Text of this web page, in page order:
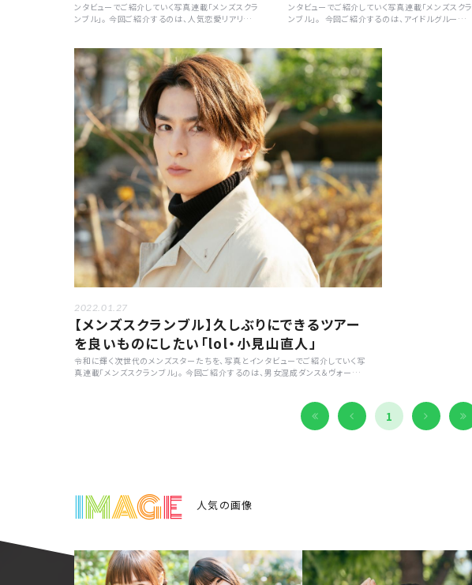
ンタビューでご紹介していく写真連載「メンズスクラ
ンブル」。 今回ご紹介するのは、人気恋愛リアリティ
援してくれる方が増えたことが嬉しい」という近況
や、俳優を目指している今後の活動について語って
もらいました。
ンタビューでご紹介していく写真連載「メンズスクラ
ンブル」。 今回ご紹介するのは、アイドルグループ
の七星うらさん。彼の素顔に迫る他、応援してくれ
る方への思いなど、復帰することへの心境などを聞
きました。
2022.01.27
【メンズスクランブル】久しぶりにできるツアー
を良いものにしたい「lol・小見山直人」
令和に輝く次世代のメンズスターたちを、写真とインタビューでご紹介していく写
真連載「メンズスクランブル」。 今回ご紹介するのは、男女混成ダンス＆ヴォーカ
1
IMAGE 人気の画像